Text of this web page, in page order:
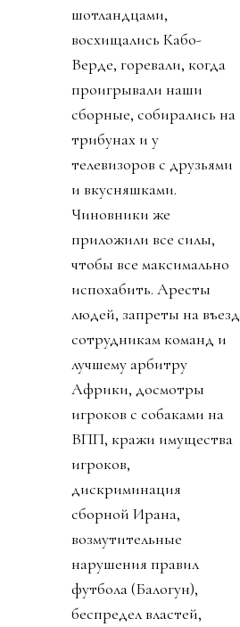
шотландцами,
восхищались Кабо-
Верде, горевали, когда
проигрывали наши
сборные, собирались на
трибунах и у
телевизоров с друзьями
и вкусняшками.
Чиновники же
приложили все силы,
чтобы все максимально
испохабить. Аресты
людей, запреты на въезд
сотрудникам команд и
лучшему арбитру
Африки, досмотры
игроков с собаками на
ВПП, кражи имущества
игроков,
дискриминация
сборной Ирана,
возмутительные
нарушения правил
футбола (Балогун),
беспредел властей,